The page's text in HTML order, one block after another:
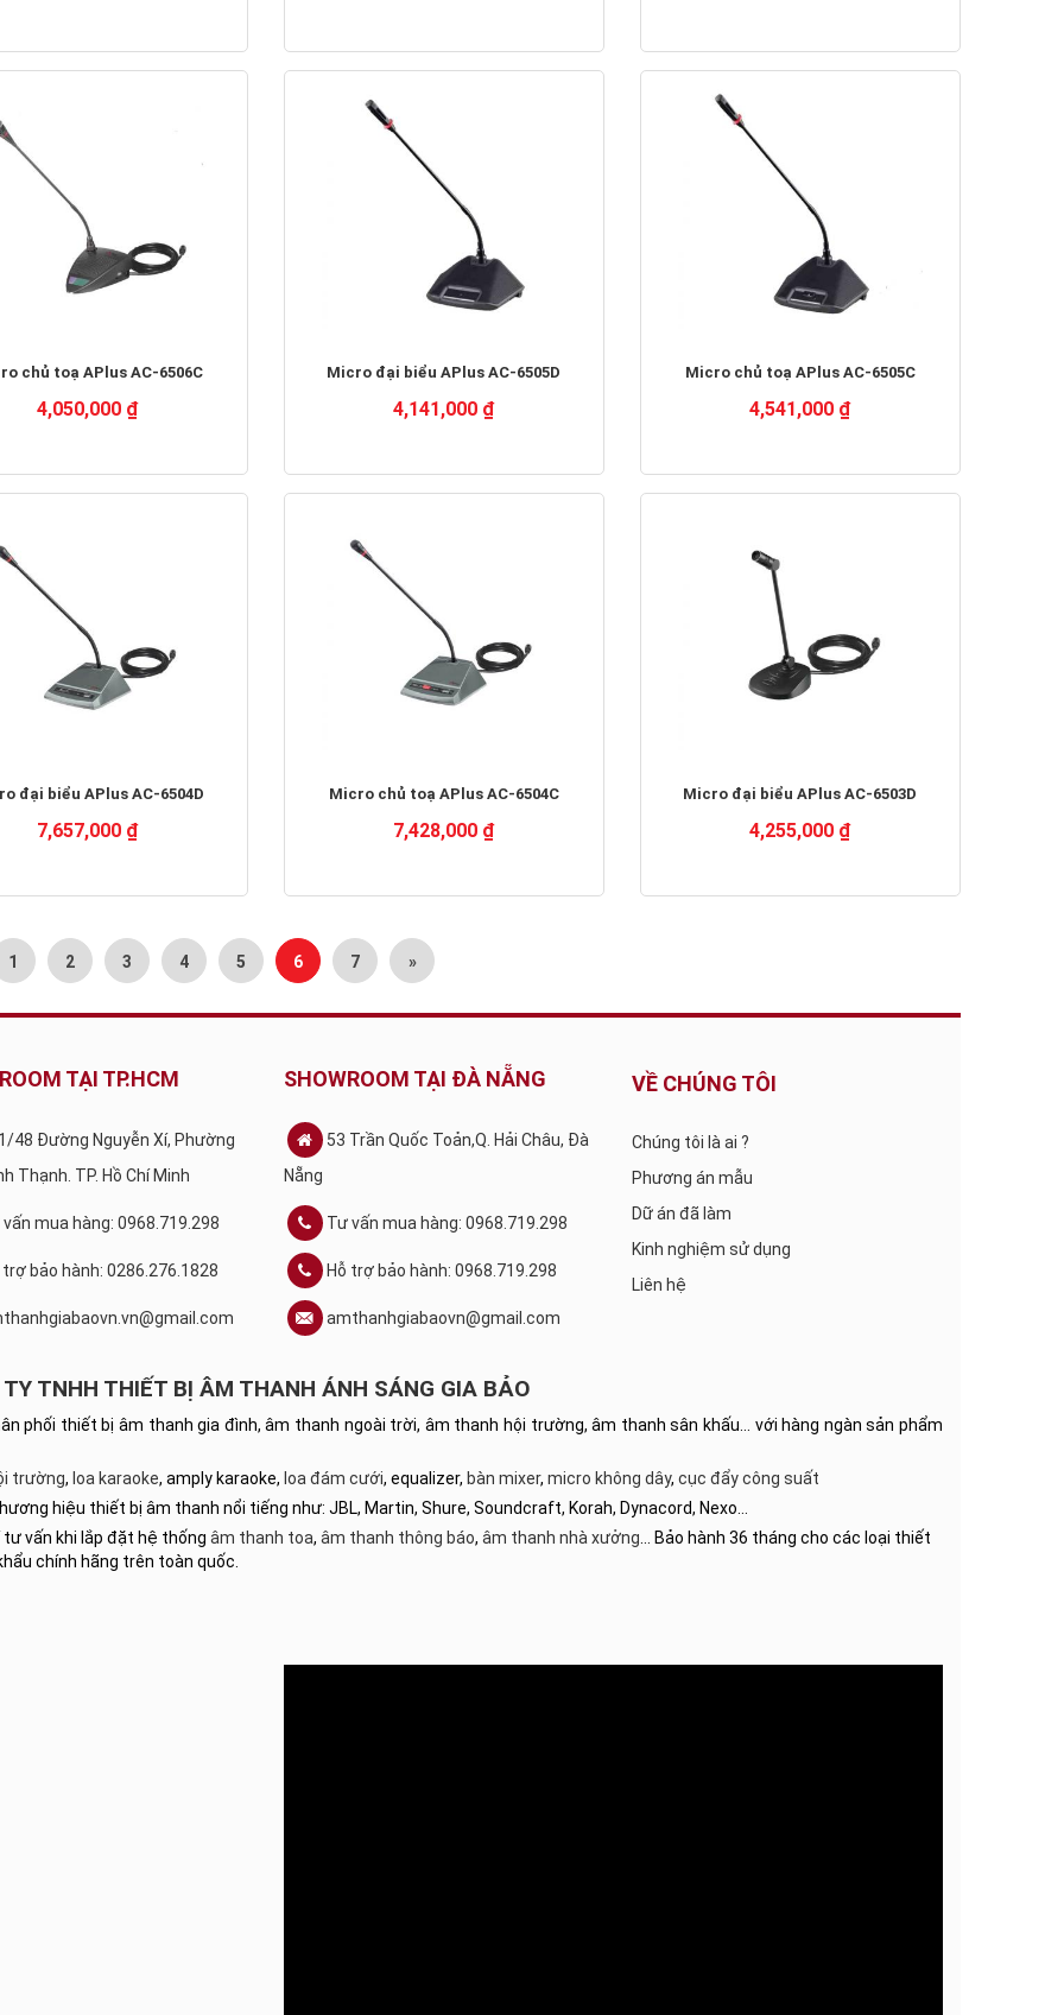
chủ toạ APlus AC-6506C
4,050,000 ₫
Micro đại biểu APlus AC-6505D
4,141,000 ₫
Micro chủ toạ APlus AC-6505C
4,541,000 ₫
đại biểu APlus AC-6504D
7,657,000 ₫
Micro chủ toạ APlus AC-6504C
7,428,000 ₫
Micro đại biểu APlus AC-6503D
4,255,000 ₫
1 2 3 4 5 6 7 »
TẠI TP.HCM
48 Đường Nguyễn Xí, Phường
Thạnh. TP. Hồ Chí Minh
mua hàng: 0968.719.298
trợ bảo hành: 0286.276.1828
SHOWROOM TẠI ĐÀ NẴNG
53 Trần Quốc Toản,Q. Hải Châu, Đà
Nẵng
Tư vấn mua hàng: 0968.719.298
Hỗ trợ bảo hành: 0968.719.298
amthanhgiabaovn@gmail.com
VỀ CHÚNG TÔI
Chúng tôi là ai ?
Phương án mẫu
Dữ án đã làm
Kinh nghiệm sử dụng
Liên hệ
TY TNHH THIẾT BỊ ÂM THANH ÁNH SÁNG GIA BẢO
phối thiết bị âm thanh gia đình, âm thanh ngoài trời, âm thanh hội trường, âm thanh sân khấu… với hàng ngàn sản phẩm
trường, loa karaoke, amply karaoke, loa đám cưới, equalizer, bàn mixer, micro không dây, cục đẩy công suất
hiệu thiết bị âm thanh nổi tiếng như: JBL, Martin, Shure, Soundcraft, Korah, Dynacord, Nexo…
tư vấn khi lắp đặt hệ thống âm thanh toa, âm thanh thông báo, âm thanh nhà xưởng … Bảo hành 36 tháng cho các loại thiết
chính hãng trên toàn quốc.